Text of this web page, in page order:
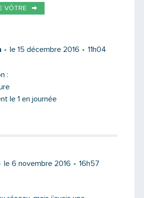
VÔTRE
le 15 décembre 2016
11h04
:
le 1 en journée
le 6 novembre 2016
16h57